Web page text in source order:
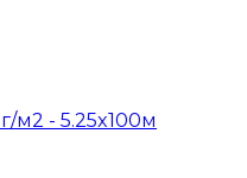
м2 - 5.25x100м